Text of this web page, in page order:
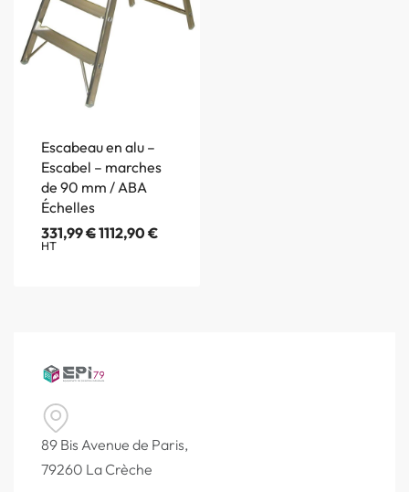
Escabeau en alu –
Escabel – marches
de 90 mm / ABA
Échelles
331,99€1112,90€
HT
89 Bis Avenue de Paris,
79260 La Crèche